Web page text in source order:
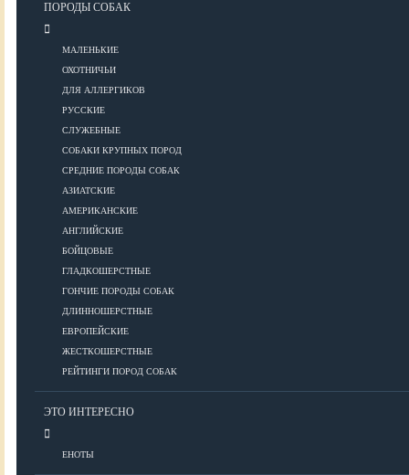
ПОРОДЫ СОБАК
МАЛЕНЬКИЕ
ОХОТНИЧЬИ
ДЛЯ АЛЛЕРГИКОВ
РУССКИЕ
СЛУЖЕБНЫЕ
СОБАКИ КРУПНЫХ ПОРОД
СРЕДНИЕ ПОРОДЫ СОБАК
АЗИАТСКИЕ
АМЕРИКАНСКИЕ
АНГЛИЙСКИЕ
БОЙЦОВЫЕ
ГЛАДКОШЕРСТНЫЕ
ГОНЧИЕ ПОРОДЫ СОБАК
ДЛИННОШЕРСТНЫЕ
ЕВРОПЕЙСКИЕ
ЖЕСТКОШЕРСТНЫЕ
РЕЙТИНГИ ПОРОД СОБАК
ЭТО ИНТЕРЕСНО
ЕНОТЫ
Препараты
ВОСПИТАНИЕ
КОРМА
Корма холистик класса
Корма эконом класса